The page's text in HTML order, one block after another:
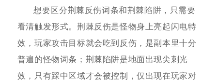
想要区分荆棘反伤词条和荆棘陷阱，只需要
看清触发形式。荆棘反伤是怪物身上亮起闪电特
效，玩家攻击目标就会吃到反伤，是副本里十分
普遍的怪物词条；荆棘陷阱是地面出现尖刺光
效，只有踩中区域才会被控制，仅出现在玩家对